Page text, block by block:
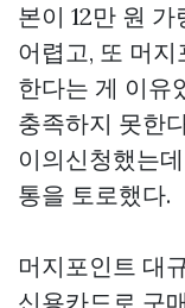
본이 12만 원
어렵고, 또 머
한다는 게 이유
충족하지 못한
이의신청했는
통을 토로했다.
머지포인트 대
신용카드로 구